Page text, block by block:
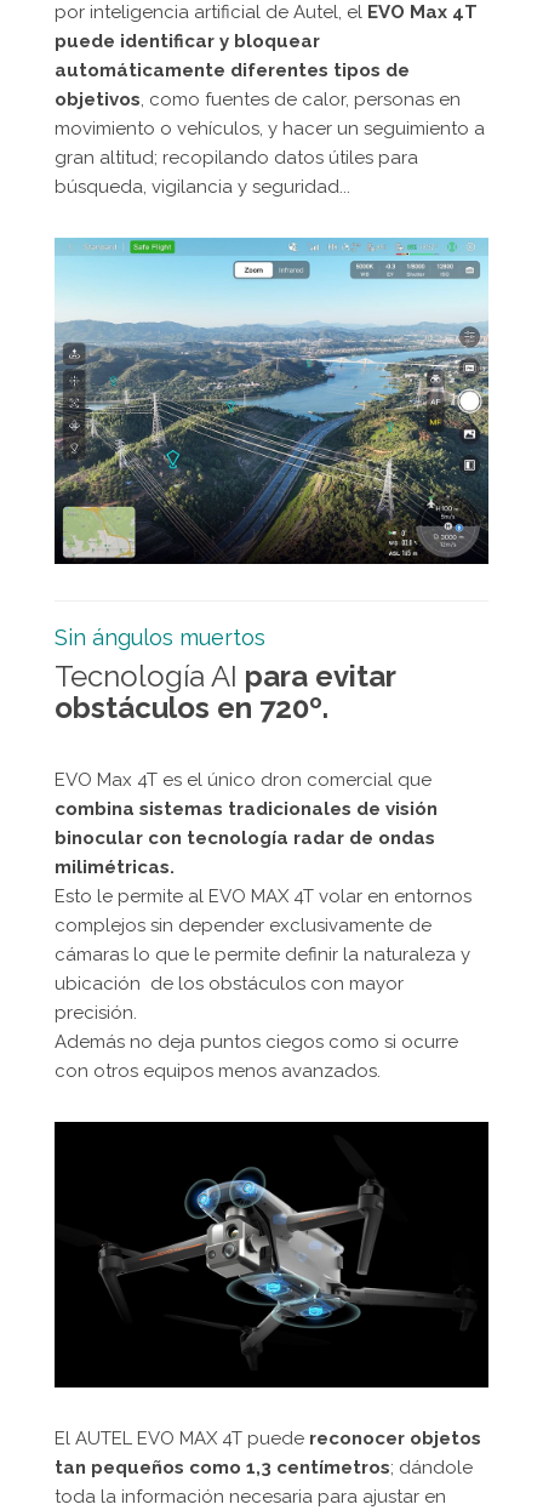
por inteligencia artificial de Autel, el EVO Max 4T
puede identificar y bloquear
automáticamente diferentes tipos de
objetivos, como fuentes de calor, personas en
movimiento o vehículos, y hacer un seguimiento a
gran altitud; recopilando datos útiles para
búsqueda, vigilancia y seguridad...
Sin ángulos muertos
Tecnología AI para evitar
obstáculos en 720º.
EVO Max 4T es el único dron comercial que
combina sistemas tradicionales de visión
binocular con tecnología radar de ondas
milimétricas.
Esto le permite al EVO MAX 4T volar en entornos
complejos sin depender exclusivamente de
cámaras lo que le permite definir la naturaleza y
ubicación de los obstáculos con mayor
precisión.
Además no deja puntos ciegos como si ocurre
con otros equipos menos avanzados.
El AUTEL EVO MAX 4T puede reconocer objetos
tan pequeños como 1,3 centímetros; dándole
toda la información necesaria para ajustar en